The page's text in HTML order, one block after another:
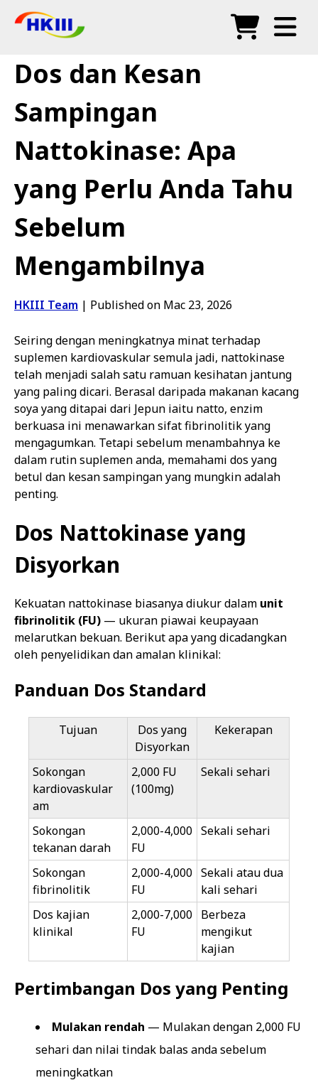
Soalan Lazim
Blog
Agen Sah
Kedai
Dos dan Kesan
Sampingan
Nattokinase: Apa
yang Perlu Anda Tahu
Sebelum
Mengambilnya
HKIII Team | Published on Mac 23, 2026
Seiring dengan meningkatnya minat terhadap
suplemen kardiovaskular semula jadi, nattokinase
telah menjadi salah satu ramuan kesihatan jantung
yang paling dicari. Berasal daripada makanan kacang
soya yang ditapai dari Jepun iaitu natto, enzim
berkuasa ini menawarkan sifat fibrinolitik yang
mengagumkan. Tetapi sebelum menambahnya ke
dalam rutin suplemen anda, memahami dos yang
betul dan kesan sampingan yang mungkin adalah
penting.
Dos Nattokinase yang
Disyorkan
Kekuatan nattokinase biasanya diukur dalam unit
fibrinolitik (FU) — ukuran piawai keupayaan
melarutkan bekuan. Berikut apa yang dicadangkan
oleh penyelidikan dan amalan klinikal:
Panduan Dos Standard
Tujuan
Dos yang
Disyorkan
Kekerapan
Sokongan
kardiovaskular
am
2,000 FU
(100mg)
Sekali sehari
Sokongan
tekanan darah
2,000-4,000
FU
Sekali sehari
Sokongan
fibrinolitik
2,000-4,000
FU
Sekali atau dua
kali sehari
Dos kajian
klinikal
2,000-7,000
FU
Berbeza
mengikut
kajian
Pertimbangan Dos yang Penting
Mulakan rendah — Mulakan dengan 2,000 FU
sehari dan nilai tindak balas anda sebelum
meningkatkan